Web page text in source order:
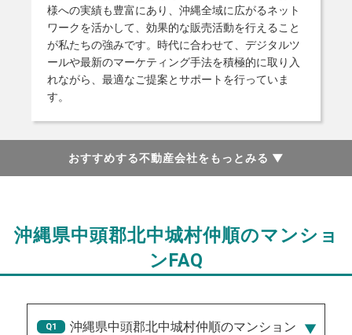
おすすめする不動産会社をもっとみる ▼
様への実績も豊富にあり、沖縄全域に広がるネット
ワークを活かして、効果的な販売活動を行えること
が私たちの強みです。時代に合わせて、デジタルツ
ールや最新のマーケティング手法を積極的に取り入
れながら、最適なご提案とサポートを行っていま
す。
沖縄県中頭郡北中城村仲順のマンショ
ンFAQ
沖縄県中頭郡北中城村仲順のマンション